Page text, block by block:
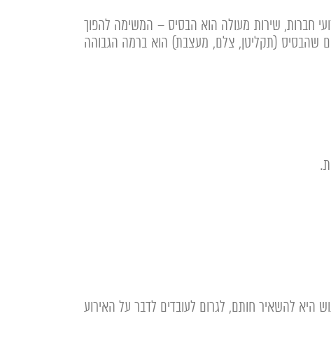
חברות, שירות מעולה הוא הבסיס – המשימה להפוך
שהבסיס (תקליטן, צלם, מעצבת) הוא ברמה הגבוהה
היא להשאיר חותם, לגרום לעובדים לדבר על האירוע